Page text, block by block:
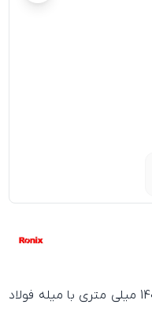
یک فازمتر 140 میلی‌ متری با میله فولاد